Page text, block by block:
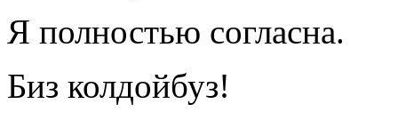
Я полностью согласна.
Биз колдойбуз!